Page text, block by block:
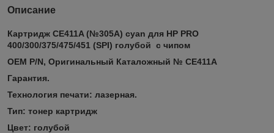
Описание
Картридж CE411A (№305A) cyan для HP PRO
400/300/375/475/451 (SPI)​ голубой с чипом
OEM P/N, Оригинальный Каталожный № CE411A
Гарантия.
Технология печати: лазерная.
Тип: тонер картридж
Цвет: голубой